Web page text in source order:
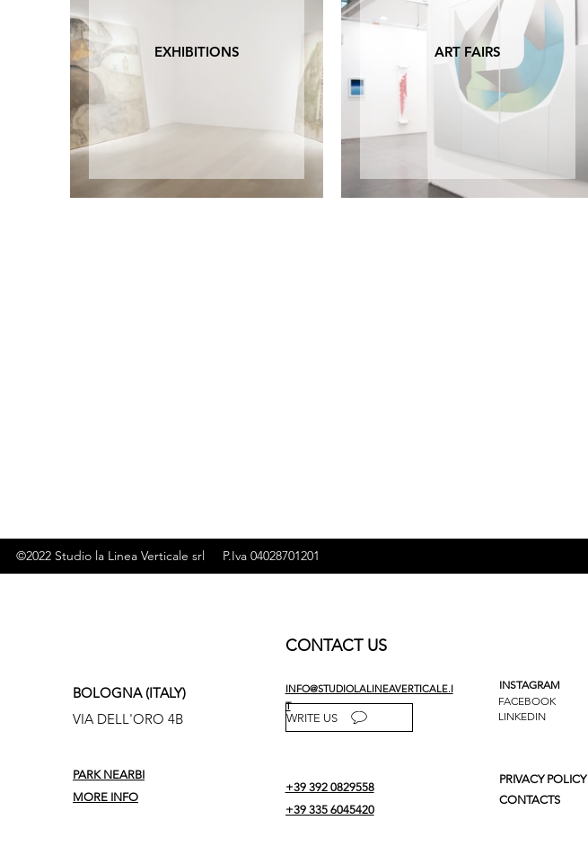
EXHIBITIONS ART FAIRS
©2022 Studio la Linea Verticale srl P.Iva 04028701201
BOLOGNA (ITALY)
VIA DELL'ORO 4B
PARK NEARBI
MORE INFO
CONTACT US
INFO@STUDIOLALINEAVERTICALE.I
T
+39 392 0829558
+39 335 6045420
WRITE US
INSTAGRAM
FACEBOOK
PRIVACY POLICY
CONTACTS
LINKEDIN